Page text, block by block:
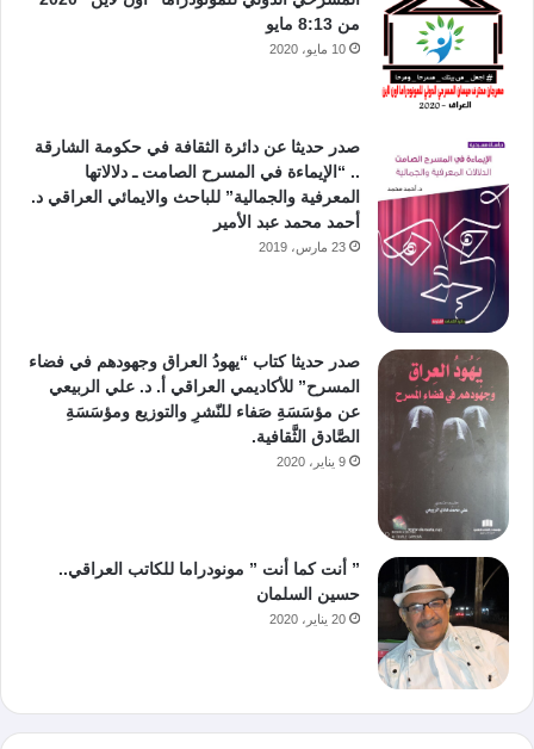
من 8:13 مايو
10 مايو، 2020
صدر حديثا عن دائرة الثقافة في حكومة الشارقة
.. “الإيماءة في المسرح الصامت ـ دلالاتها
المعرفية والجمالية” للباحث والايمائي العراقي د.
أحمد محمد عبد الأمير
23 مارس، 2019
صدر حديثا كتاب “يهودُ العراق وجهودهم في فضاء
المسرح” للأكاديمي العراقي أ. د. علي الربيعي
عن مؤسَسَةِ صَفاء للنّشرِ والتوزيع ومؤسَسَةِ
الصَّادق الثَّقافية.
9 يناير، 2020
” أنت كما أنت ” مونودراما للكاتب العراقي..
حسين السلمان
20 يناير، 2020